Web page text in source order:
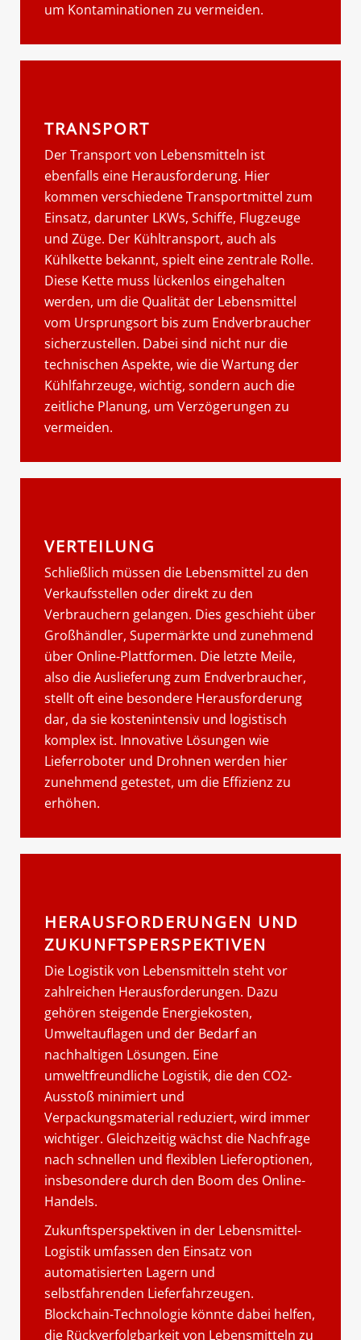
um Kontaminationen zu vermeiden.
TRANSPORT
Der Transport von Lebensmitteln ist
ebenfalls eine Herausforderung. Hier
kommen verschiedene Transportmittel zum
Einsatz, darunter LKWs, Schiffe, Flugzeuge
und Züge. Der Kühltransport, auch als
Kühlkette bekannt, spielt eine zentrale Rolle.
Diese Kette muss lückenlos eingehalten
werden, um die Qualität der Lebensmittel
vom Ursprungsort bis zum Endverbraucher
sicherzustellen. Dabei sind nicht nur die
technischen Aspekte, wie die Wartung der
Kühlfahrzeuge, wichtig, sondern auch die
zeitliche Planung, um Verzögerungen zu
vermeiden.
VERTEILUNG
Schließlich müssen die Lebensmittel zu den
Verkaufsstellen oder direkt zu den
Verbrauchern gelangen. Dies geschieht über
Großhändler, Supermärkte und zunehmend
über Online-Plattformen. Die letzte Meile,
also die Auslieferung zum Endverbraucher,
stellt oft eine besondere Herausforderung
dar, da sie kostenintensiv und logistisch
komplex ist. Innovative Lösungen wie
Lieferroboter und Drohnen werden hier
zunehmend getestet, um die Effizienz zu
erhöhen.
HERAUSFORDERUNGEN UND
ZUKUNFTSPERSPEKTIVEN
Die Logistik von Lebensmitteln steht vor
zahlreichen Herausforderungen. Dazu
gehören steigende Energiekosten,
Umweltauflagen und der Bedarf an
nachhaltigen Lösungen. Eine
umweltfreundliche Logistik, die den CO2-
Ausstoß minimiert und
Verpackungsmaterial reduziert, wird immer
wichtiger. Gleichzeitig wächst die Nachfrage
nach schnellen und flexiblen Lieferoptionen,
insbesondere durch den Boom des Online-
Handels.
Zukunftsperspektiven in der Lebensmittel-
Logistik umfassen den Einsatz von
automatisierten Lagern und
selbstfahrenden Lieferfahrzeugen.
Blockchain-Technologie könnte dabei helfen,
die Rückverfolgbarkeit von Lebensmitteln zu